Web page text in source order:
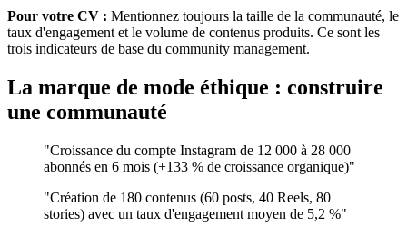
Pour votre CV : Mentionnez toujours la taille de la communauté, le
taux d'engagement et le volume de contenus produits. Ce sont les
trois indicateurs de base du community management.
La marque de mode éthique : construire
une communauté
"Croissance du compte Instagram de 12 000 à 28 000
abonnés en 6 mois (+133 % de croissance organique)"
"Création de 180 contenus (60 posts, 40 Reels, 80
stories) avec un taux d'engagement moyen de 5,2 %"